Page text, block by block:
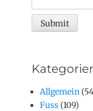
Allgemein
Fuss (109)